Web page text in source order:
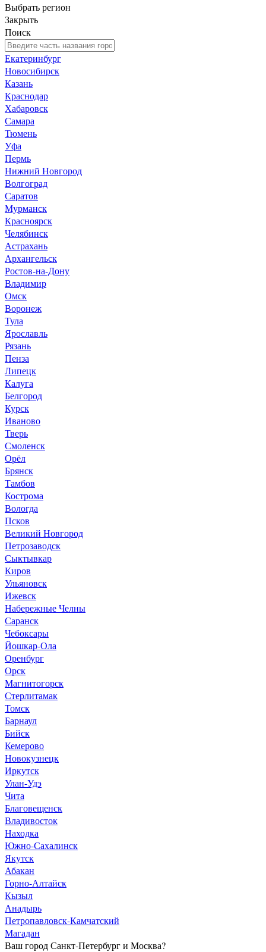
Выбрать регион
Закрыть
Поиск
Екатеринбург
Новосибирск
Казань
Краснодар
Хабаровск
Самара
Тюмень
Уфа
Пермь
Нижний Новгород
Волгоград
Саратов
Мурманск
Красноярск
Челябинск
Астрахань
Архангельск
Ростов-на-Дону
Владимир
Омск
Воронеж
Тула
Ярославль
Рязань
Пенза
Липецк
Калуга
Белгород
Курск
Иваново
Тверь
Смоленск
Орёл
Брянск
Тамбов
Кострома
Вологда
Псков
Великий Новгород
Петрозаводск
Сыктывкар
Киров
Ульяновск
Ижевск
Набережные Челны
Саранск
Чебоксары
Йошкар-Ола
Оренбург
Орск
Магнитогорск
Стерлитамак
Томск
Барнаул
Бийск
Кемерово
Новокузнецк
Иркутск
Улан-Удэ
Чита
Благовещенск
Владивосток
Находка
Южно-Сахалинск
Якутск
Абакан
Горно-Алтайск
Кызыл
Анадырь
Петропавловск-Камчатский
Магадан
Ваш город Санкт-Петербург и Москва?